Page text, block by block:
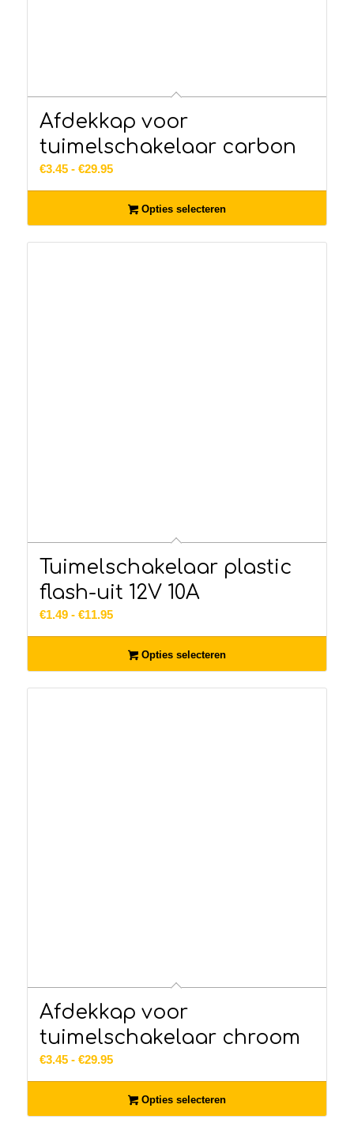
Afdekkap voor
tuimelschakelaar carbon
€3.45 - €29.95Prijsklasse:
€29.95
Opties selecteren
Tuimelschakelaar plastic
flash-uit 12V 10A
€1.49 - €11.95Prijsklasse:
€11.95
Opties selecteren
Afdekkap voor
tuimelschakelaar chroom
€3.45 - €29.95Prijsklasse:
€3.45
€29.95
Opties selecteren